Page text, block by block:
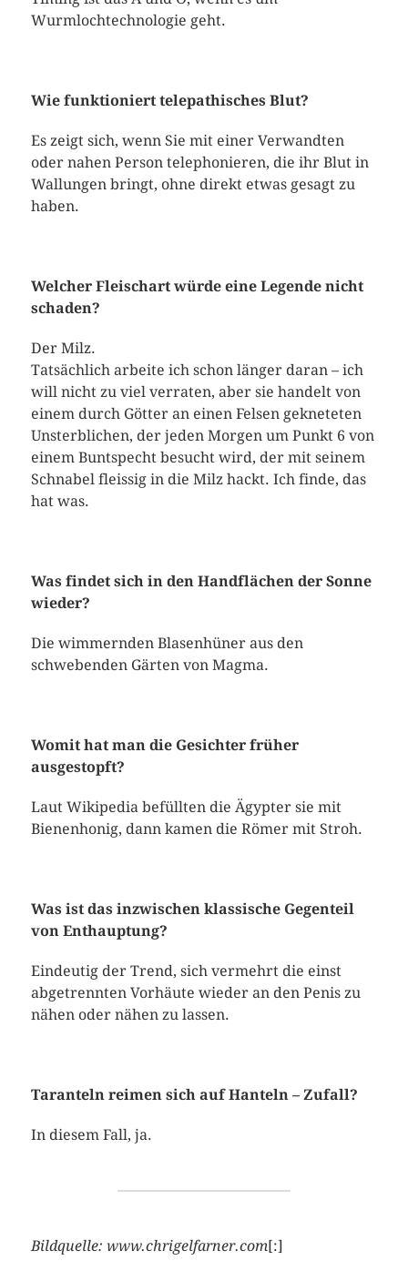
Wurmlochtechnologie geht.
Wie funktioniert telepathisches Blut?
Es zeigt sich, wenn Sie mit einer Verwandten
oder nahen Person telephonieren, die ihr Blut in
Wallungen bringt, ohne direkt etwas gesagt zu
haben.
Welcher Fleischart würde eine Legende nicht
schaden?
Der Milz.
Tatsächlich arbeite ich schon länger daran – ich
will nicht zu viel verraten, aber sie handelt von
einem durch Götter an einen Felsen gekneteten
Unsterblichen, der jeden Morgen um Punkt 6 von
einem Buntspecht besucht wird, der mit seinem
Schnabel fleissig in die Milz hackt. Ich finde, das
hat was.
Was findet sich in den Handflächen der Sonne
wieder?
Die wimmernden Blasenhüner aus den
schwebenden Gärten von Magma.
Womit hat man die Gesichter früher
ausgestopft?
Laut Wikipedia befüllten die Ägypter sie mit
Bienenhonig, dann kamen die Römer mit Stroh.
Was ist das inzwischen klassische Gegenteil
von Enthauptung?
Eindeutig der Trend, sich vermehrt die einst
abgetrennten Vorhäute wieder an den Penis zu
nähen oder nähen zu lassen.
Taranteln reimen sich auf Hanteln – Zufall?
In diesem Fall, ja.
Bildquelle: www.chrigelfarner.com[:]